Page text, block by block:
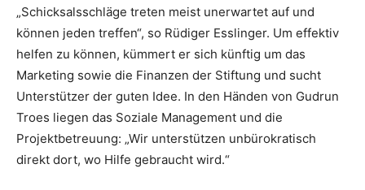
„Schicksalsschläge treten meist unerwartet auf und
können jeden treffen“, so Rüdiger Esslinger. Um effektiv
helfen zu können, kümmert er sich künftig um das
Marketing sowie die Finanzen der Stiftung und sucht
Unterstützer der guten Idee. In den Händen von Gudrun
Troes liegen das Soziale Management und die
Projektbetreuung: „Wir unterstützen unbürokratisch
direkt dort, wo Hilfe gebraucht wird.“